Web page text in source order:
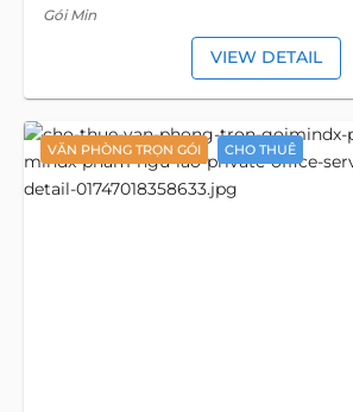
Gói Min
VIEW DETAIL
VĂN PHÒNG TRỌN GÓI CHO THUÊ